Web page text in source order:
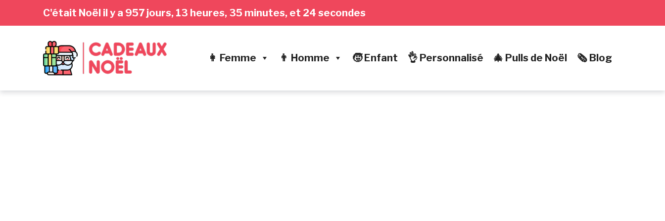
navigation
C'était Noël il y a 957 jours, 13 heures, 35 minutes, et 25 secondes
👩 Femme 👨 Homme 🧒 Enfant 👌 Personnalisé 🎄 Pulls de Noël 🗞️ Blog